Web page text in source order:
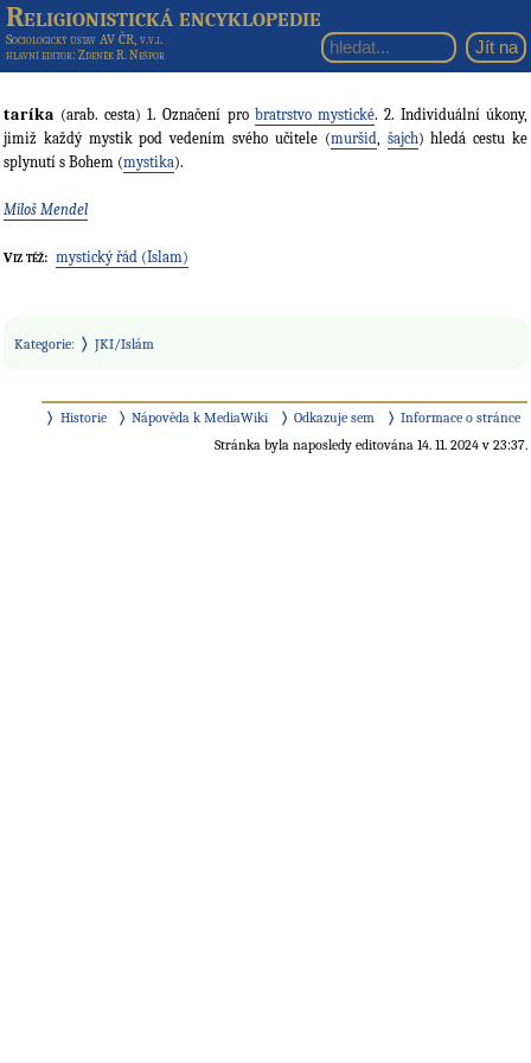
Religionistická encyklopedie
Sociologický ústav AV ČR, v.v.i.
hlavní editor: Zdeněk R. Nešpor
taríka (arab. cesta) 1. Označení pro bratrstvo mystické. 2. Individuální úkony,
jimiž každý mystik pod vedením svého učitele (muršid, šajch) hledá cestu ke
splynutí s Bohem (mystika).
Miloš Mendel
Viz též: mystický řád (Islam)
Kategorie: JKI/Islám
Historie Nápověda k MediaWiki Odkazuje sem
Informace o stránce
Stránka byla naposledy editována 14. 11. 2024 v 23:37.